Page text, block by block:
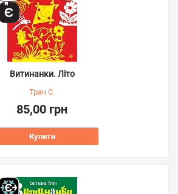
Витинанки. Літо
Трач С.
85,00 грн
Купити